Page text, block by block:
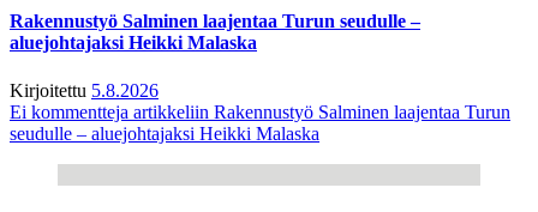
Rakennustyö Salminen laajentaa Turun seudulle –
aluejohtajaksi Heikki Malaska
Kirjoitettu 5.8.2026
Ei kommentteja artikkeliin Rakennustyö Salminen laajentaa Turun
seudulle – aluejohtajaksi Heikki Malaska